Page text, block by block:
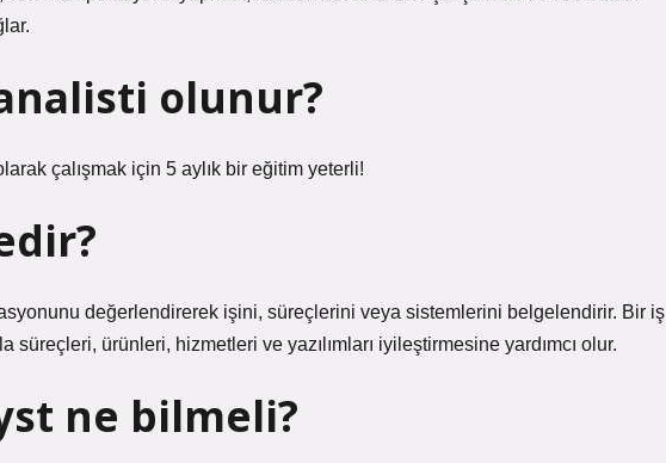
olunur?
çalışmak için 5 aylık bir eğitim yeterli!
değerlendirerek işini, süreçlerini veya sistemlerini belgelendirir. Bir iş
ürünleri, hizmetleri ve yazılımları iyileştirmesine yardımcı olur.
ne bilmeli?